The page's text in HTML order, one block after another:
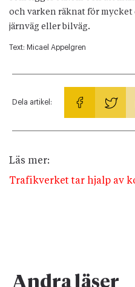
och varken räknat för mycket
järnväg eller bilväg.
Text: Micael Appelgren
Dela artikel:
Läs mer:
Trafikverket tar hjalp av
Andra läser